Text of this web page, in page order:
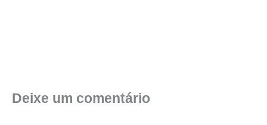
Deixe um comentário